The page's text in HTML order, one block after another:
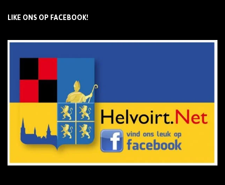
LIKE ONS OP FACEBOOK!